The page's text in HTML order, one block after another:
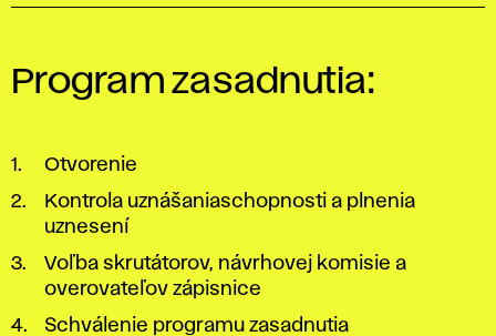
Program zasadnutia:
Otvorenie
Kontrola uznášaniaschopnosti a plnenia
uznesení
Voľba skrutátorov, návrhovej komisie a
overovateľov zápisnice
Schválenie programu zasadnutia